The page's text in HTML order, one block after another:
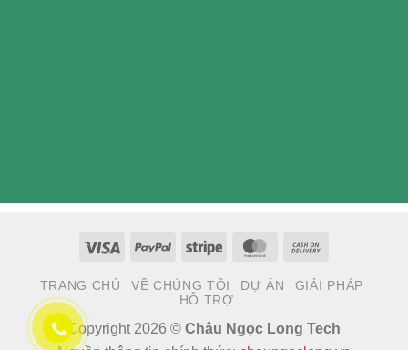
Visa PayPal Stripe MasterCard
Delivery
TRANG CHỦ VỀ CHÚNG TÔI DỰ ÁN
GIẢI PHÁP
HỖ TRỢ
Copyright 2026 © Châu Ngọc Long Tech